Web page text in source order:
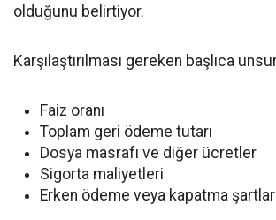
olduğunu belirtiyor.
Karşılaştırılması gereken başlıca
Faiz oranı
Toplam geri ödeme tutarı
Dosya masrafı ve diğer ücretler
Sigorta maliyetleri
Erken ödeme veya kapatma